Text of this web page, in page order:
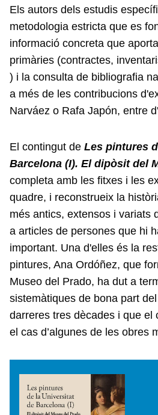
Els autors dels estudis
metodologia estricta que es
informació concreta que
primàries (contractes,
) i la consulta de bibliografia
a més de les contribucions
Narváez o Rafa Japón, entre
El contingut de Les pintures
Barcelona (I). El dipòsit del
completa amb les fitxes i les
quadre, i reconstrueix la
més antics, extensos i variats
a articles de persones que hi
important. Una d'elles és la
pintures, Ana Ordóñez, que
Museo del Prado, ha dut a
sistemàtiques de bona part
darreres tres dècades i que el
el cas d’algunes de les obres